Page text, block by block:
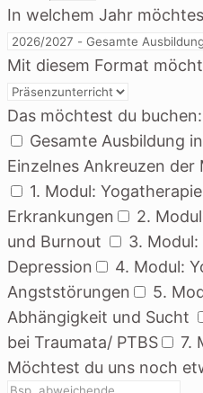
In welchem Jahr
Mit diesem Format
Das möchtest du buchen:
Gesamte Ausbildung
Einzelnes Ankreuzen
1. Modul:
Erkrankungen
2.
und Burnout
3.
Depression
4. Modul:
Angststörungen
5.
Abhängigkeit und Sucht
bei Traumata/ PTBS
7.
Möchtest du uns noch